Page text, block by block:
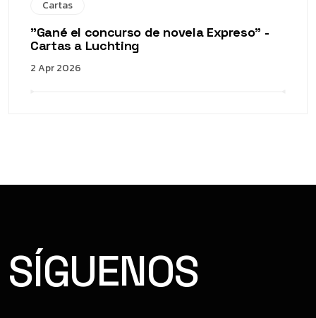
Cartas
"Gané el concurso de novela Expreso" -
Cartas a Luchting
2 Apr 2026
SÍGUENOS